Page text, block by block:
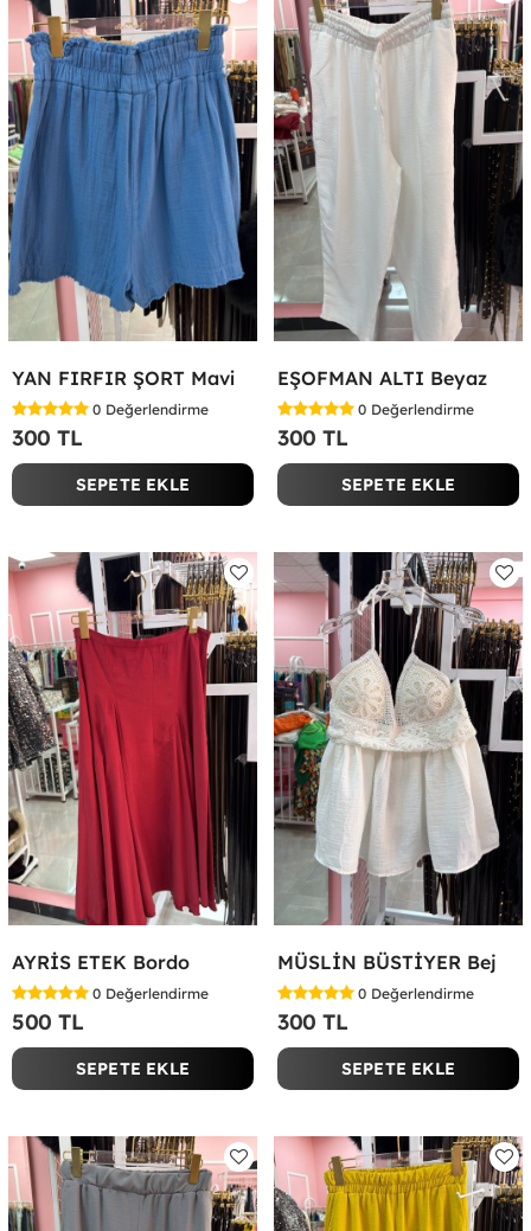
YAN FIRFIR ŞORT Mavi
0 Değerlendirme
300 TL
SEPETE EKLE
EŞOFMAN ALTI Beyaz
0 Değerlendirme
300 TL
SEPETE EKLE
AYRİS ETEK Bordo
0 Değerlendirme
500 TL
SEPETE EKLE
MÜSLİN BÜSTİYER Bej
0 Değerlendirme
300 TL
SEPETE EKLE